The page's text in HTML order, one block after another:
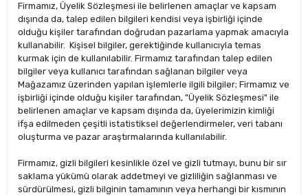
Firmamız, Üyelik Sözleşmesi ile belirlenen amaçlar ve kapsam
dışında da, talep edilen bilgileri kendisi veya işbirliği içinde
olduğu kişiler tarafından doğrudan pazarlama yapmak amacıyla
kullanabilir. Kişisel bilgiler, gerektiğinde kullanıcıyla temas
kurmak için de kullanılabilir. Firmamız tarafından talep edilen
bilgiler veya kullanıcı tarafından sağlanan bilgiler veya
Mağazamız üzerinden yapılan işlemlerle ilgili bilgiler; Firmamız ve
işbirliği içinde olduğu kişiler tarafından, "Üyelik Sözleşmesi" ile
belirlenen amaçlar ve kapsam dışında da, üyelerimizin kimliği
ifşa edilmeden çeşitli istatistiksel değerlendirmeler, veri tabanı
oluşturma ve pazar araştırmalarında kullanılabilir.
Firmamız, gizli bilgileri kesinlikle özel ve gizli tutmayı, bunu bir sır
saklama yükümü olarak addetmeyi ve gizliliğin sağlanması ve
sürdürülmesi, gizli bilginin tamamının veya herhangi bir kısmının